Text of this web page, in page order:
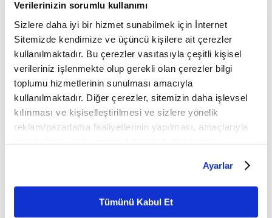
Verilerinizin sorumlu kullanımı
Sizlere daha iyi bir hizmet sunabilmek için İnternet
Sitemizde kendimize ve üçüncü kişilere ait çerezler
kullanılmaktadır. Bu çerezler vasıtasıyla çeşitli kişisel
verileriniz işlenmekte olup gerekli olan çerezler bilgi
toplumu hizmetlerinin sunulması amacıyla
kullanılmaktadır. Diğer çerezler, sitemizin daha işlevsel
kılınması ve kişiselleştirilmesi ve sizlere yönelik
reklam/pazarlama faaliyetlerinin yapılması, amaçlarıyla
sınırlı olarak açık rızanız dahilinde kullanılacaktır.
belirleyebilirsiniz. Çerezlere ilişkin detaylı bilgi için
Ayarlar butonuna tıklayabilir,Çerez Bilgilendirme
Metnimizi ziyaret edebilirsiniz.
6698 sayılı Kişisel Verilerin Korunması Kanunu uyarınca
Ayarlar
Tümünü Kabul Et
FİKRİYAT.COM SOSYAL MEDYADA!
Dijital medyanın tüm mecralarında yer alan
Fikriyat.com sosyal medyada da aktif olarak
faaliyet gösteriyor.
Fikriyat'ı aşağıdakisosyal medya adreslerinden
takip edebilirsiniz;
👉INSTAGRAM